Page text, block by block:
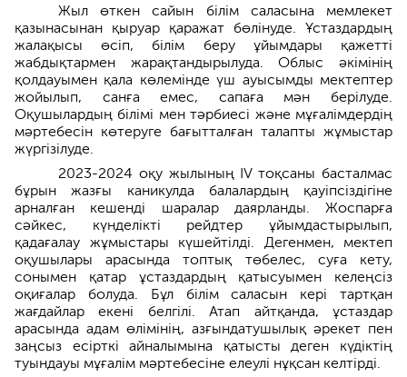
Жыл өткен сайын білім саласына мемлекет
қазынасынан қыруар қаражат бөлінуде. Ұстаздардың
жалақысы өсіп, білім беру ұйымдары қажетті
жабдықтармен жарақтандырылуда. Облыс әкімінің
қолдауымен қала көлемінде үш ауысымды мектептер
жойылып, санға емес, сапаға мән берілуде.
Оқушылардың білімі мен тәрбиесі және мұғалімдердің
мәртебесін көтеруге бағытталған талапты жұмыстар
жүргізілуде.
2023-2024 оқу жылының ІV тоқсаны басталмас
бұрын жазғы каникулда балалардың қауіпсіздігіне
арналған кешенді шаралар даярланды. Жоспарға
сәйкес, күнделікті рейдтер ұйымдастырылып,
қадағалау жұмыстары күшейтілді. Дегенмен, мектеп
оқушылары арасында топтық төбелес, суға кету,
сонымен қатар ұстаздардың қатысуымен келеңсіз
оқиғалар болуда. Бұл білім саласын кері тартқан
жағдайлар екені белгілі. Атап айтқанда, ұстаздар
арасында адам өлімінің, азғындатушылық әрекет пен
заңсыз есірткі айналымына қатысты деген күдіктің
туындауы мұғалім мәртебесіне елеулі нұқсан келтірді.